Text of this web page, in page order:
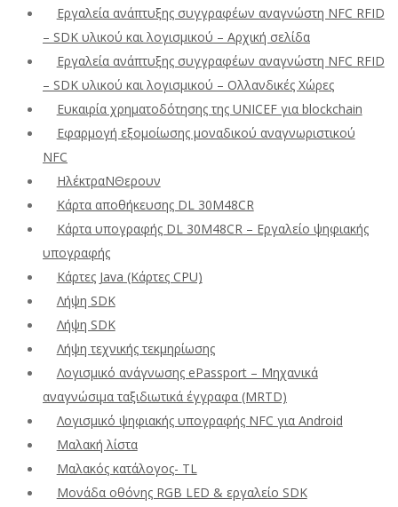
Εργαλεία ανάπτυξης συγγραφέων αναγνώστη NFC RFID
– SDK υλικού και λογισμικού – Αρχική σελίδα
Εργαλεία ανάπτυξης συγγραφέων αναγνώστη NFC RFID
– SDK υλικού και λογισμικού – Ολλανδικές Χώρες
Ευκαιρία χρηματοδότησης της UNICEF για blockchain
Εφαρμογή εξομοίωσης μοναδικού αναγνωριστικού
NFC
ΗλέκτραΝΘερουν
Κάρτα αποθήκευσης DL 30M48CR
Κάρτα υπογραφής DL 30M48CR – Εργαλείο ψηφιακής
υπογραφής
Κάρτες Java (Κάρτες CPU)
Λήψη SDK
Λήψη SDK
Λήψη τεχνικής τεκμηρίωσης
Λογισμικό ανάγνωσης ePassport – Μηχανικά
αναγνώσιμα ταξιδιωτικά έγγραφα (MRTD)
Λογισμικό ψηφιακής υπογραφής NFC για Android
Μαλακή λίστα
Μαλακός κατάλογος- TL
Μονάδα οθόνης RGB LED & εργαλείο SDK